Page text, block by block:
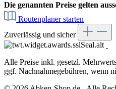
Die genannten Preise gelten
Routenplaner starten
Zuverlässig und sicher
Alle Preise inkl. gesetzl.
ggf. Nachnahmegebühren, wenn